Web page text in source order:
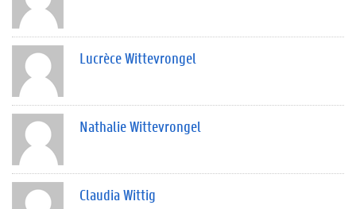
Lucrèce Wittevrongel
Nathalie Wittevrongel
Claudia Wittig